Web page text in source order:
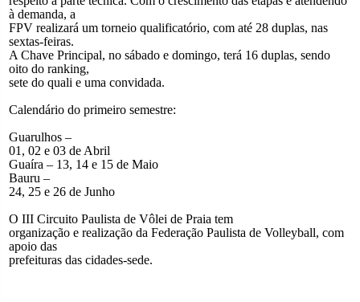
à demanda, a
FPV realizará um torneio qualificatório, com até 28 duplas, nas
sextas-feiras.
A Chave Principal, no sábado e domingo, terá 16 duplas, sendo
oito do ranking,
sete do quali e uma convidada.
Calendário do primeiro semestre:
Guarulhos –
01, 02 e 03 de Abril
Guaíra – 13, 14 e 15 de Maio
Bauru –
24, 25 e 26 de Junho
O III Circuito Paulista de Vôlei de Praia tem
organização e realização da Federação Paulista de Volleyball, com
apoio das
prefeituras das cidades-sede.